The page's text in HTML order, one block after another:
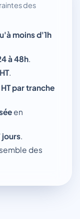
des
moins d'1h
à 48h.
.
par tranche
en
jours.
des